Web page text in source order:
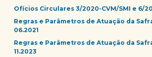
Ofícios Circulares 3/2020-CVM/SMI e 6/
Regras e Parâmetros de Atuação da
06.2021
Regras e Parâmetros de Atuação da
11.2023